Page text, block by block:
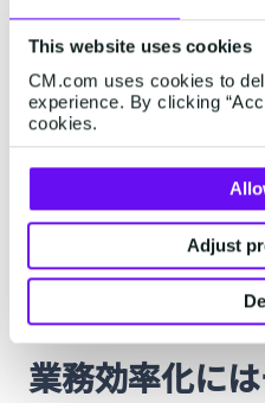
This website uses cookies
CM.com uses cookies to
experience. By clicking
cookies.
Adjust
そのため、なりすまし
自分が連絡しようとし
あることを確信して連
迅速に対応できるチャ
プリをWebサイトや
して活用する方法は今
業務効率化に